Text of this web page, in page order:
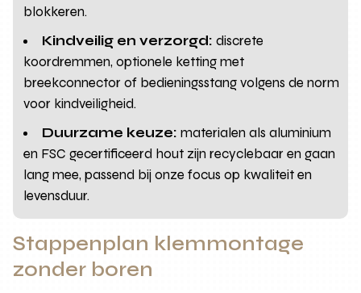
blokkeren.
Kindveilig en verzorgd: discrete
koordremmen, optionele ketting met
breekconnector of bedieningsstang volgens de norm
voor kindveiligheid.
Duurzame keuze: materialen als aluminium
en FSC gecertificeerd hout zijn recyclebaar en gaan
lang mee, passend bij onze focus op kwaliteit en
levensduur.
Stappenplan klemmontage
zonder boren